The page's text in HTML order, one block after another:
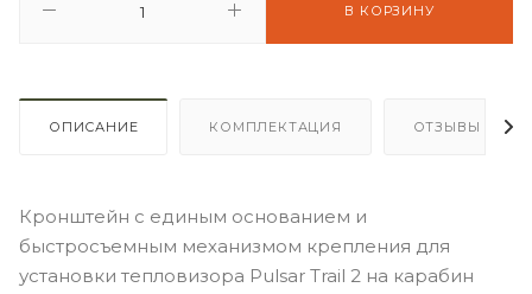
В КОРЗИНУ
ОПИСАНИЕ КОМПЛЕКТАЦИЯ ОТЗЫВЫ
Кронштейн с единым основанием и
быстросъемным механизмом крепления для
установки тепловизора Pulsar Trail 2 на карабин